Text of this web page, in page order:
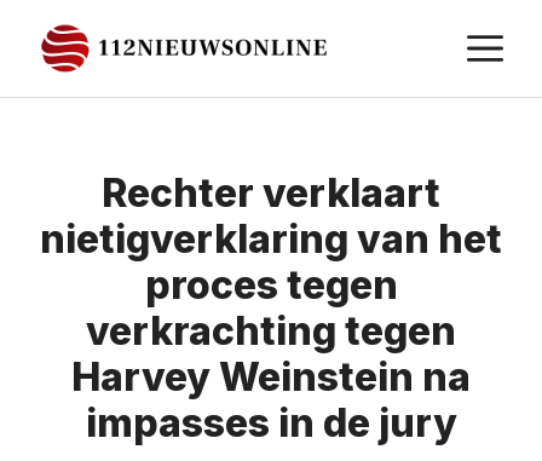
naar
de
Rechter verklaart
nietigverklaring van het
proces tegen
verkrachting tegen
Harvey Weinstein na
impasses in de jury